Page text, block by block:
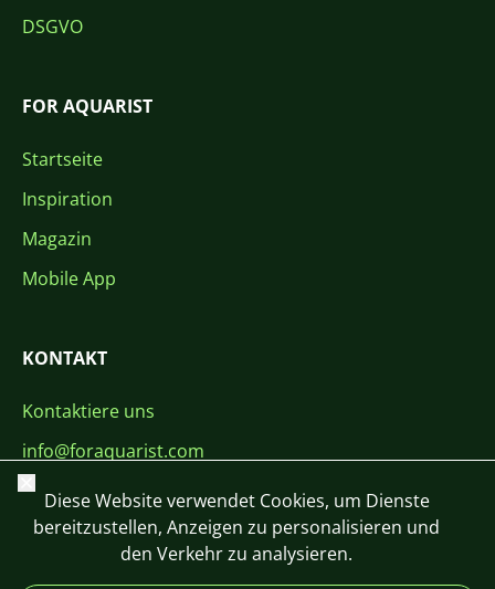
DSGVO
FOR AQUARIST
Startseite
Inspiration
Magazin
Mobile App
KONTAKT
Kontaktiere uns
info@foraquarist.com
+420 603 449 602
Schließen
Diese Website verwendet Cookies, um Dienste
bereitzustellen, Anzeigen zu personalisieren und
den Verkehr zu analysieren.